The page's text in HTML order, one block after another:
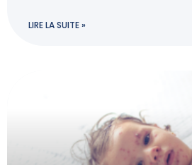
LIRE LA SUITE »